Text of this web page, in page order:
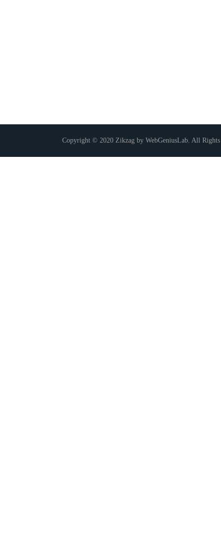
Copyright © 2020 Zikzag by WebGeniusLab. All Rights